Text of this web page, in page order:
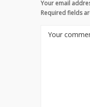
Your email
Required fields
Your